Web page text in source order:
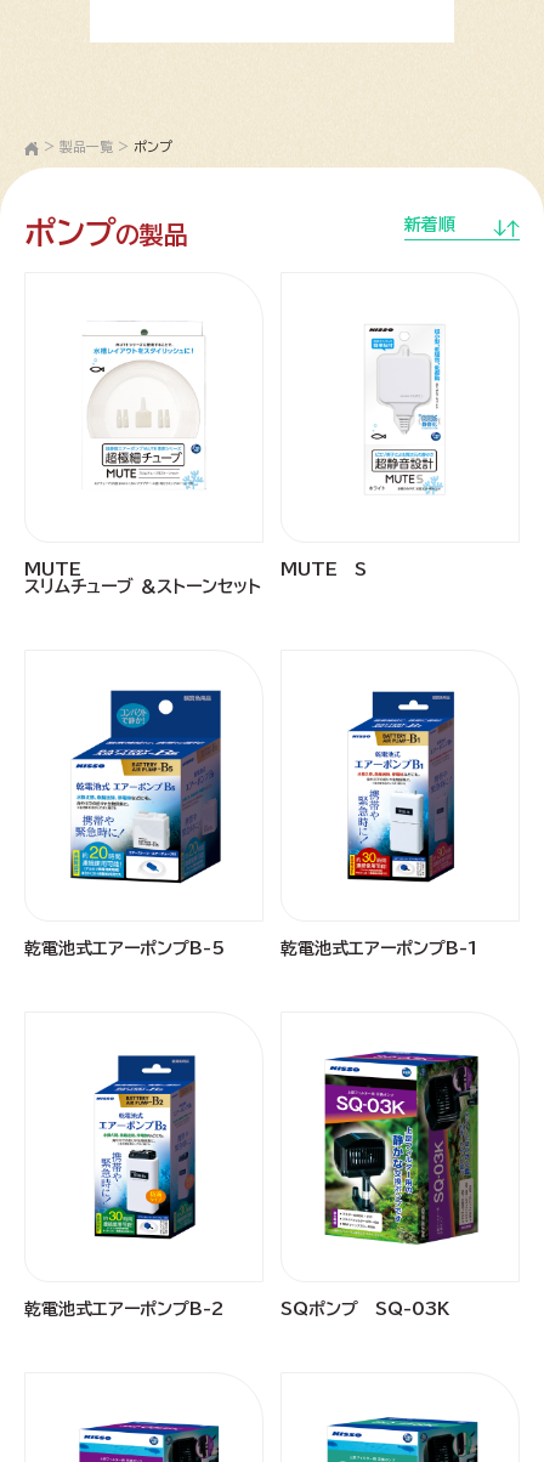
> 製品一覧 > ポンプ
ポンプの製品 新着順
MUTE
スリムチューブ ＆ストーンセット
MUTE S
乾電池式エアーポンプB-5 乾電池式エアーポンプB-1
乾電池式エアーポンプB-2 SQポンプ SQ-03K